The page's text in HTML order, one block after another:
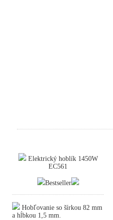
Elektrický hoblík 1450W
EC561
Bestseller
Hobľovanie so šírkou 82 mm
a hĺbkou 1,5 mm.